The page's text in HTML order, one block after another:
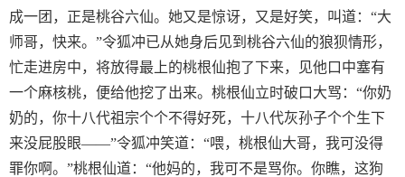
成一团，正是桃谷六仙。她又是惊讶，又是好笑，叫道：“大
师哥，快来。”令狐冲已从她身后见到桃谷六仙的狼狈情形，
忙走进房中，将放得最上的桃根仙抱了下来，见他口中塞有
一个麻核桃，便给他挖了出来。桃根仙立时破口大骂：“你奶
奶的，你十八代祖宗个个不得好死，十八代灰孙子个个生下
来没屁股眼——”令狐冲笑道：“喂，桃根仙大哥，我可没得
罪你啊。”桃根仙道：“他妈的，我可不是骂你。你瞧，这狗